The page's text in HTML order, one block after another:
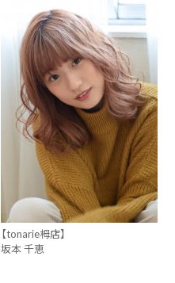
【tonarie栂店】
坂本 千恵